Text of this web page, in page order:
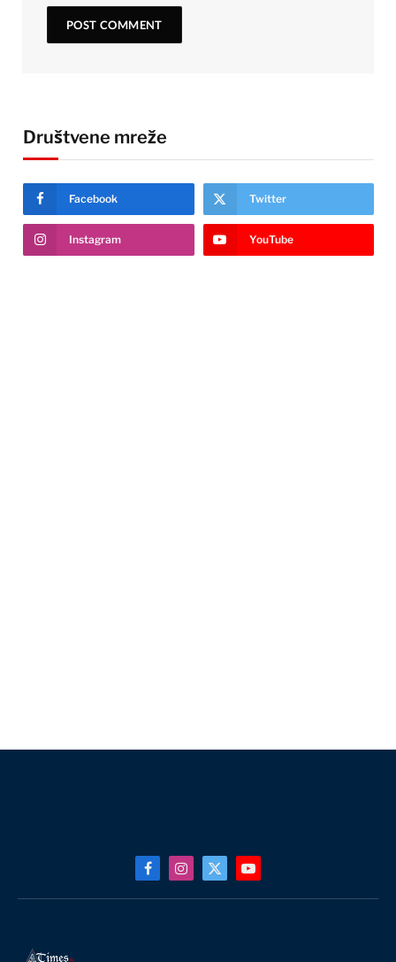
Društvene mreže
Facebook Twitter
Instagram YouTube
FacebookInstagram
X
(Twitter)
YouTube